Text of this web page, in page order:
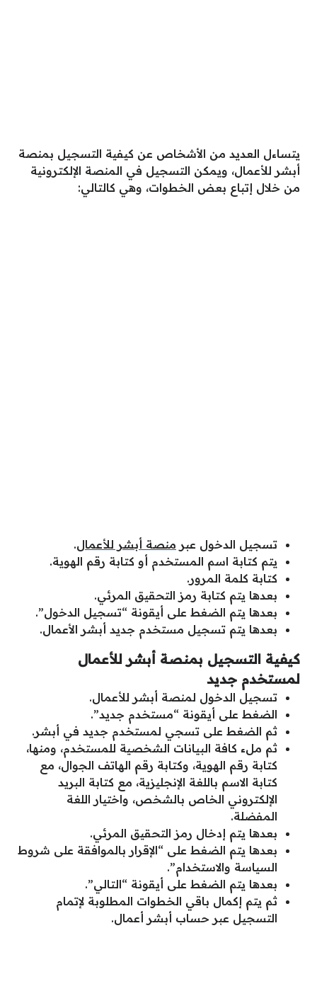
يتساءل العديد من الأشخاص عن كيفية التسجيل بمنصة
أبشر للأعمال، ويمكن التسجيل في المنصة الإلكترونية
من خلال إتباع بعض الخطوات، وهي كالتالي:
تسجيل الدخول عبر منصة أبشر للأعمال.
يتم كتابة اسم المستخدم أو كتابة رقم الهوية.
كتابة كلمة المرور.
بعدها يتم كتابة رمز التحقيق المرئي.
بعدها يتم الضغط على أيقونة “تسجيل الدخول”.
بعدها يتم تسجيل مستخدم جديد أبشر الأعمال.
كيفية التسجيل بمنصة أبشر للأعمال
لمستخدم جديد
تسجيل الدخول لمنصة أبشر للأعمال.
الضغط على أيقونة “مستخدم جديد”.
ثم الضغط على تسجي لمستخدم جديد في أبشر.
ثم ملء كافة البيانات الشخصية للمستخدم، ومنها،
كتابة رقم الهوية، وكتابة رقم الهاتف الجوال، مع
كتابة الاسم باللغة الإنجليزية، مع كتابة البريد
الإلكتروني الخاص بالشخص، واختيار اللغة
المفضلة.
بعدها يتم إدخال رمز التحقيق المرئي.
بعدها يتم الضغط على “الإقرار بالموافقة على شروط
السياسة والاستخدام”.
بعدها يتم الضغط على أيقونة “التالي”.
ثم يتم إكمال باقي الخطوات المطلوبة لإتمام
التسجيل عبر حساب أبشر أعمال.